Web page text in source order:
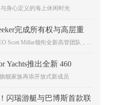
身心定义的海上休闲时光
完成所有权与高层重
速推进豪华游艇业务转型
Scott Millar领衔全新高管团队，剑
Yachts推出全新 460
将于 2026 年戛纳游艇节
发
旗舰家族再添开放式新成员
闪瑞游艇与巴博斯首款联